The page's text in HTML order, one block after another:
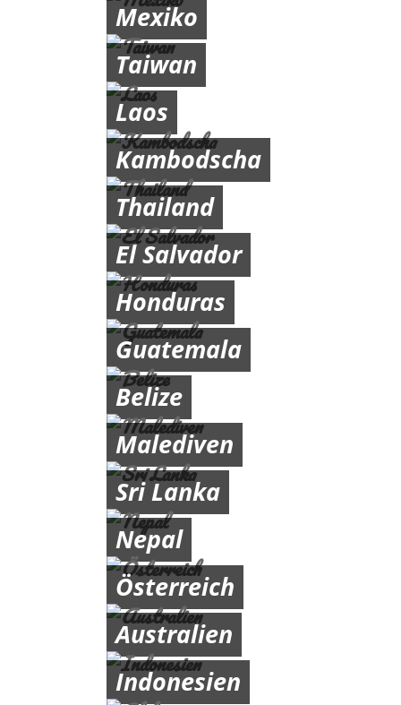
Mexiko
Taiwan
Laos
Kambodscha
Thailand
El Salvador
Honduras
Guatemala
Belize
Malediven
Sri Lanka
Nepal
Österreich
Australien
Indonesien